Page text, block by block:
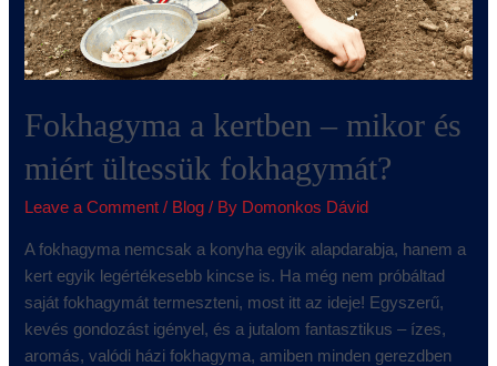
Fokhagyma a kertben – mikor és
miért ültessük fokhagymát?
Leave a Comment / Blog / By Domonkos Dávid
A fokhagyma nemcsak a konyha egyik alapdarabja, hanem a
kert egyik legértékesebb kincse is. Ha még nem próbáltad
saját fokhagymát termeszteni, most itt az ideje! Egyszerű,
kevés gondozást igényel, és a jutalom fantasztikus – ízes,
aromás, valódi házi fokhagyma, amiben minden gerezdben